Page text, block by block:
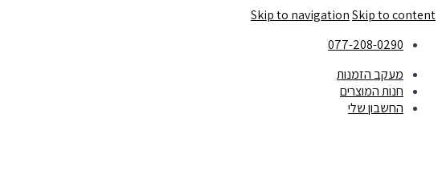
Skip to navigationSkip to content
077-208-0290
מעקב הזמנות
חנות המוצרים
החשבון שלי